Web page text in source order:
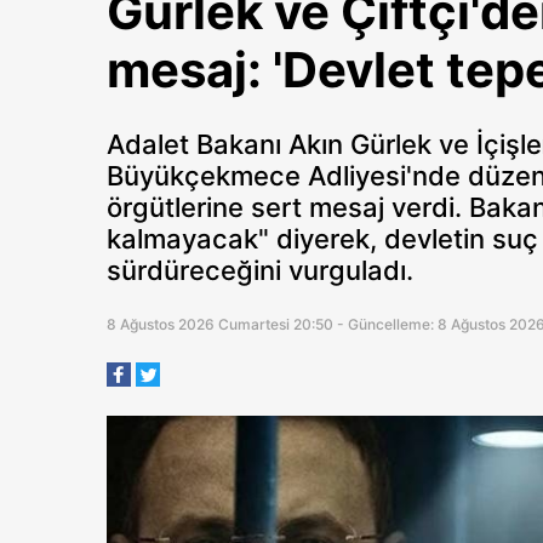
Gürlek ve
mesaj: 'Devlet
Adalet Bakanı Akın Gürlek ve
Büyükçekmece Adliyesi'nde
örgütlerine sert mesaj verdi.
kalmayacak" diyerek, devletin suç
sürdüreceğini vurguladı.
8 Ağustos 2026 Cumartesi 20:50 - Güncelleme: 8 Ağustos